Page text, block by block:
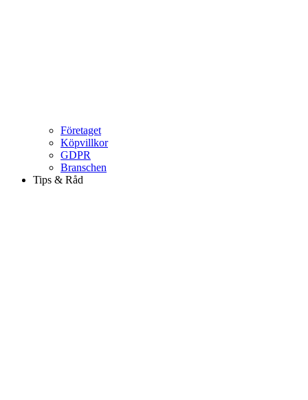
Företaget
Köpvillkor
GDPR
Branschen
Tips & Råd